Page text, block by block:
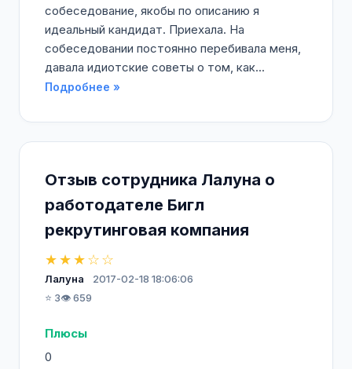
собеседование, якобы по описанию я
идеальный кандидат. Приехала. На
собеседовании постоянно перебивала меня,
давала идиотские советы о том, как...
Подробнее »
Отзыв сотрудника Лалуна о
работодателе Бигл
рекрутинговая компания
★★★☆☆
Лалуна
2017-02-18 18:06:06
⭐ 3👁️ 659
Плюсы
0